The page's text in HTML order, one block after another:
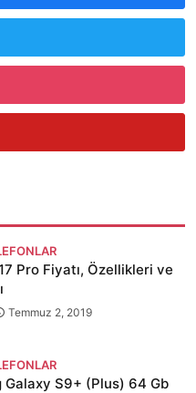
Pro Fiyatı, Özellikleri ve
Temmuz 2, 2019
Galaxy S9+ (Plus) 64 Gb